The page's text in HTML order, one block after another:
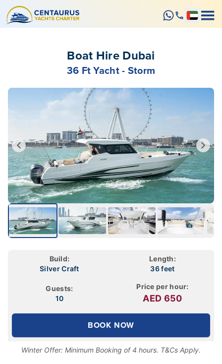
Boat Hire Dubai
36 Ft Yacht - Storm
Build:
Silver Craft
Length:
36 feet
Guests:
10
Price per hour:
AED 650
BOOK NOW
Winter Offer: Minimum Booking of 4 hours. T&Cs Apply.